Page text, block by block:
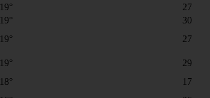
19° 27
19° 30
19° 27
19° 29
18° 17